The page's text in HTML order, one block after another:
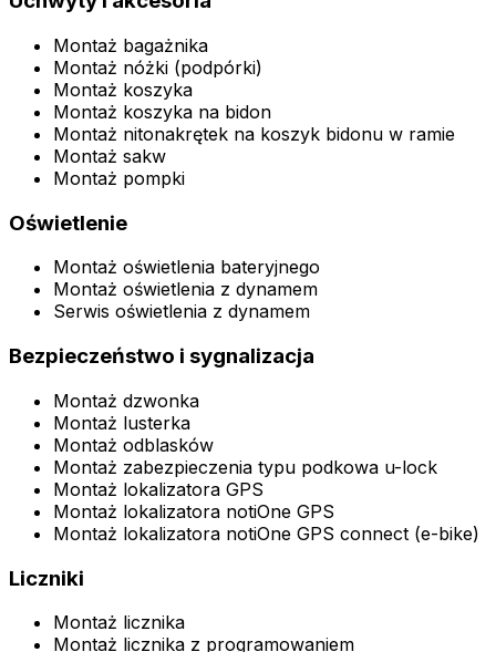
Montaż bagażnika
Montaż nóżki (podpórki)
Montaż koszyka
Montaż koszyka na bidon
Montaż nitonakrętek na koszyk bidonu w ramie
Montaż sakw
Montaż pompki
Oświetlenie
Montaż oświetlenia bateryjnego
Montaż oświetlenia z dynamem
Serwis oświetlenia z dynamem
Bezpieczeństwo i sygnalizacja
Montaż dzwonka
Montaż lusterka
Montaż odblasków
Montaż zabezpieczenia typu podkowa u-lock
Montaż lokalizatora GPS
Montaż lokalizatora notiOne GPS
Montaż lokalizatora notiOne GPS connect (e-bike)
Liczniki
Montaż licznika
Montaż licznika z programowaniem